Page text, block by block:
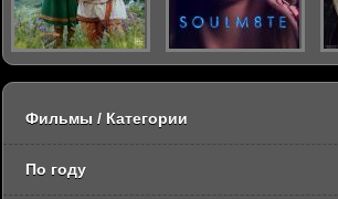
Фильмы / Категории
По году